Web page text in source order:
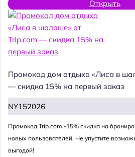
Открыть
Промокод дом отдыха «Лиса в
— скидка 15% на первый заказ
NY152026
Промокод Trip.com -15% скидка на
новых пользователей. Не упустите
выгодой!